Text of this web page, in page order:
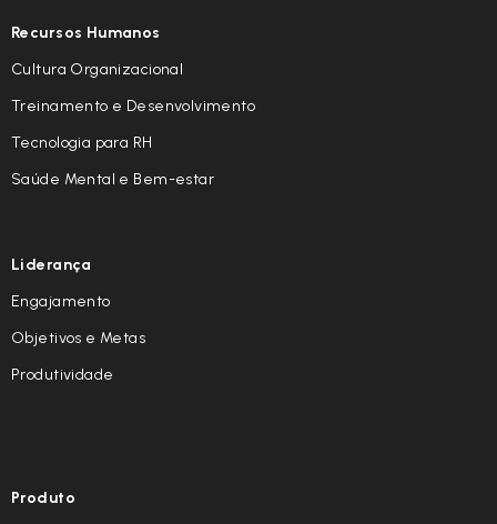
Recursos Humanos
Cultura Organizacional
Treinamento e Desenvolvimento
Tecnologia para RH
Saúde Mental e Bem-estar
Liderança
Engajamento
Objetivos e Metas
Produtividade
Produto